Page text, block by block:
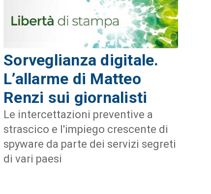
Sorveglianza digitale.
L’allarme di Matteo
Renzi sui giornalisti
Le intercettazioni preventive a
strascico e l'impiego crescente di
spyware da parte dei servizi segreti
di vari paesi